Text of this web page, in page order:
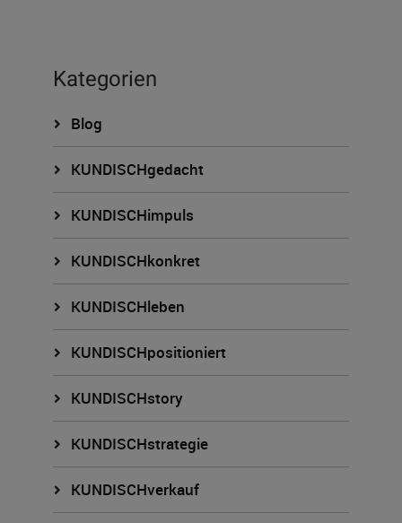
Kategorien
Blog
KUNDISCHgedacht
KUNDISCHimpuls
KUNDISCHkonkret
KUNDISCHleben
KUNDISCHpositioniert
KUNDISCHstory
KUNDISCHstrategie
KUNDISCHverkauf